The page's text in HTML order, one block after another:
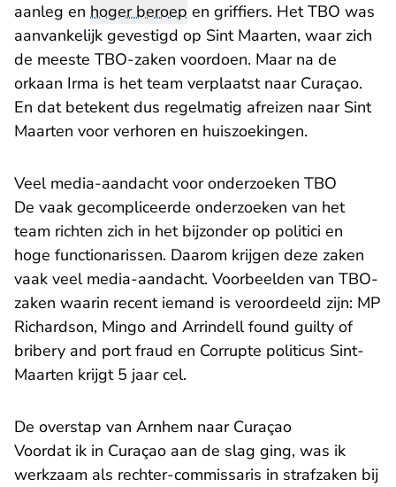
aanleg en hoger beroep en griffiers. Het TBO was
aanvankelijk gevestigd op Sint Maarten, waar zich
de meeste TBO-zaken voordoen. Maar na de
orkaan Irma is het team verplaatst naar Curaçao.
En dat betekent dus regelmatig afreizen naar Sint
Maarten voor verhoren en huiszoekingen.
Veel media-aandacht voor onderzoeken TBO
De vaak gecompliceerde onderzoeken van het
team richten zich in het bijzonder op politici en
hoge functionarissen. Daarom krijgen deze zaken
vaak veel media-aandacht. Voorbeelden van TBO-
zaken waarin recent iemand is veroordeeld zijn: MP
Richardson, Mingo and Arrindell found guilty of
bribery and port fraud - U verlaat Rechtspraak.nl
en Corrupte politicus Sint-
Maarten krijgt 5 jaar cel.
De overstap van Arnhem naar Curaçao
Voordat ik in Curaçao aan de slag ging, was ik
werkzaam als rechter-commissaris in strafzaken bij